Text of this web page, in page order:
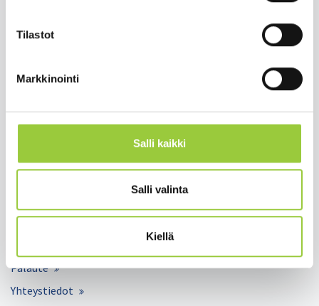
Tilastot
Markkinointi
Salli kaikki
Salli valinta
Kiellä
paltamon.kunta(at)paltamo.fi
Varhaiskasvatus ja opetus
Työ ja elinkeinot
Hyvinvointi ja terveys
Palaute
Yhteystiedot